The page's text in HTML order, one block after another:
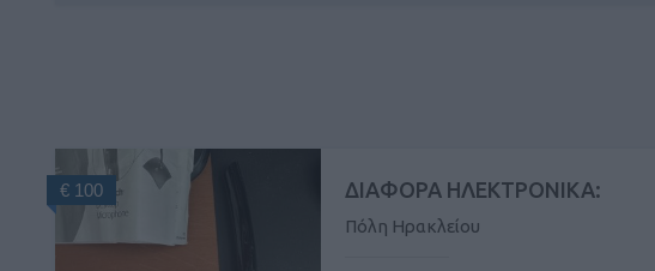
ΔΙΑΦΟΡΑ ΗΛΕΚΤΡΟΝΙΚΑ:
Πόλη Ηρακλείου
€ 100